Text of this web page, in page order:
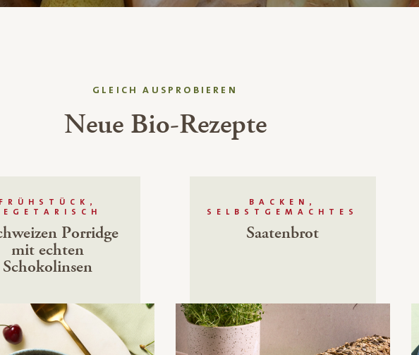
GLEICH AUSPROBIEREN
Neue Bio-Rezepte
FRÜHSTÜCK,
Porridge
mit echten
Schokolinsen
BACKEN,
SELBSTGEMACHTES
Saatenbrot